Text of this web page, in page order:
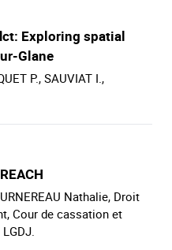
Exploring spatial
Glane
P., SAUVIAT I.,
Nathalie, Droit
Cour de cassation et